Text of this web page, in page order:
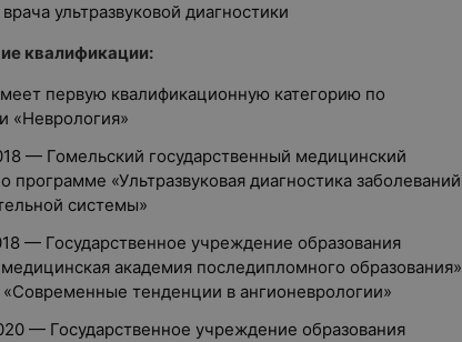
ультразвуковой диагностики
квалификации:
первую квалификационную категорию по
«Неврология»
— Гомельский государственный медицинский
программе «Ультразвуковая диагностика заболеваний
системы»
— Государственное учреждение образования
академия последипломного образования»
тенденции в ангионеврологии»
— Государственное учреждение образования